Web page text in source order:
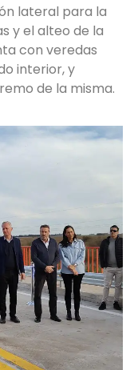
lateral para la
y el alteo de la
con veredas
interior, y
de la misma.